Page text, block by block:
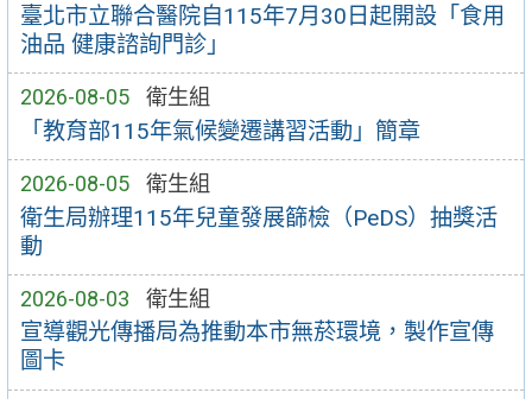
臺北市立聯合醫院自115年7月30日起開設「食用
油品 健康諮詢門診」
2026-08-05 衛生組
「教育部115年氣候變遷講習活動」簡章
2026-08-05 衛生組
衛生局辦理115年兒童發展篩檢（PeDS）抽獎活
動
2026-08-03 衛生組
宣導觀光傳播局為推動本市無菸環境，製作宣傳
圖卡